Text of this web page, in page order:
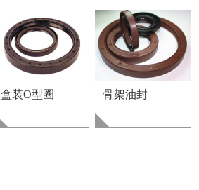
盒装O型圈 骨架油封